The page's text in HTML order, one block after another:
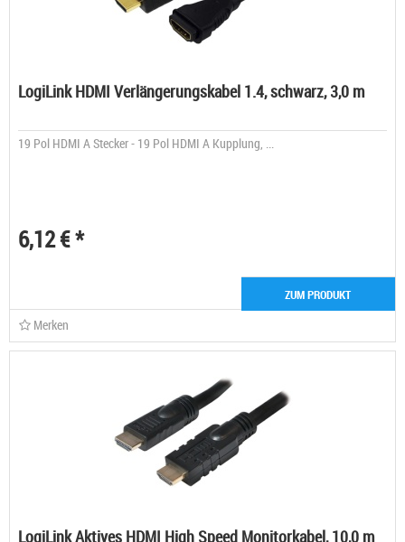
LogiLink HDMI Verlängerungskabel 1.4, schwarz, 3,0 m
19 Pol HDMI A Stecker - 19 Pol HDMI A Kupplung, ...
6,12 € *
ZUM PRODUKT
Merken
LogiLink Aktives HDMI High Speed Monitorkabel, 10,0 m